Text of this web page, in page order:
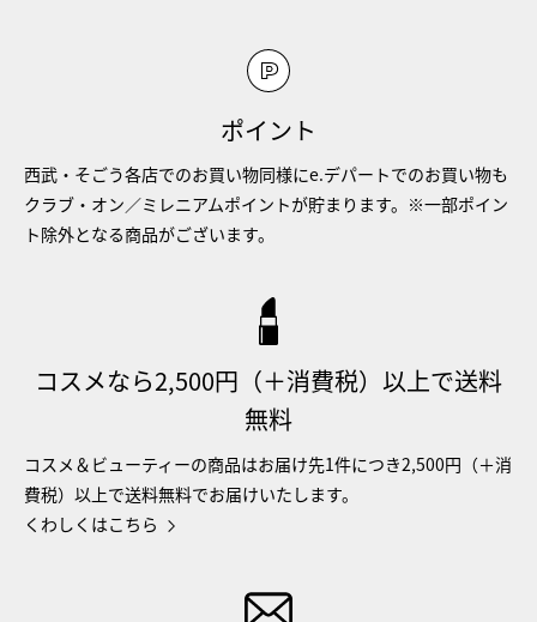
ポイント
西武・そごう各店でのお買い物同様にe.デパートでのお買い物も
クラブ・オン／ミレニアムポイントが貯まります。※一部ポイン
ト除外となる商品がございます。
コスメなら2,500円（＋消費税）以上で送料
無料
コスメ＆ビューティーの商品はお届け先1件につき2,500円（＋消
費税）以上で送料無料でお届けいたします。
くわしくはこちら